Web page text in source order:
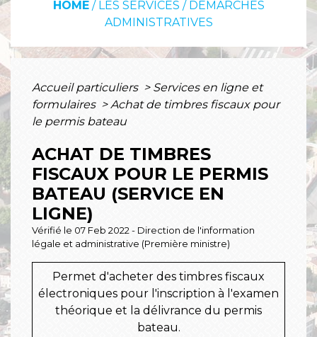
HOME/ LES SERVICES / DÉMARCHES
ADMINISTRATIVES
Accueil particuliers > Services en ligne et
formulaires > Achat de timbres fiscaux pour
le permis bateau
ACHAT DE TIMBRES
FISCAUX POUR LE PERMIS
BATEAU (SERVICE EN
LIGNE)
Vérifié le 07 Feb 2022 - Direction de l'information
légale et administrative (Première ministre)
Permet d'acheter des timbres fiscaux
électroniques pour l'inscription à l'examen
théorique et la délivrance du permis
bateau.